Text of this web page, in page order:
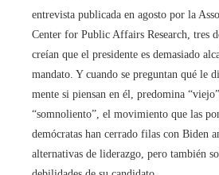
entrevista publicada en agosto por la
Center for Public Affairs Research, tres
creían que el presidente es demasiado
mandato. Y cuando se preguntan qué le
mente si piensan en él, predomina
“somnoliento”, el movimiento que las
demócratas han cerrado filas con Biden
alternativas de liderazgo, pero también